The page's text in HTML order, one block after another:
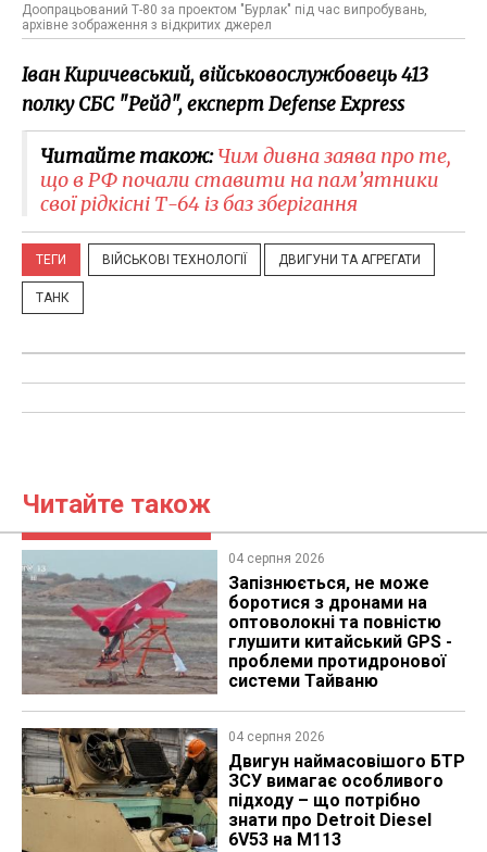
Доопрацьований Т-80 за проектом "Бурлак" під час випробувань,
архівне зображення з відкритих джерел
Іван Киричевський, військовослужбовець 413
полку СБС "Рейд", експерт Defense Express
Читайте також:Чим дивна заява про те,
що в РФ почали ставити на пам’ятники
свої рідкісні Т-64 із баз зберігання
ТЕГИ ВІЙСЬКОВІ ТЕХНОЛОГІЇ ДВИГУНИ ТА АГРЕГАТИ
ТАНК
Читайте також
04 серпня 2026
Запізнюється, не може
боротися з дронами на
оптоволокні та повністю
глушити китайський GPS -
проблеми протидронової
системи Тайваню
04 серпня 2026
​Двигун наймасовішого БТР
ЗСУ вимагає особливого
підходу – що потрібно
знати про Detroit Diesel
6V53 на M113